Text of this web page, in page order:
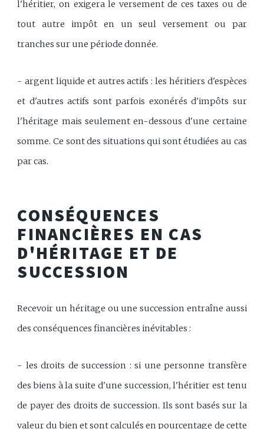
l'héritier, on exigera le versement de ces taxes ou de
tout autre impôt en un seul versement ou par
tranches sur une période donnée.
- argent liquide et autres actifs : les héritiers d'espèces
et d'autres actifs sont parfois exonérés d'impôts sur
l'héritage mais seulement en-dessous d'une certaine
somme. Ce sont des situations qui sont étudiées au cas
par cas.
CONSÉQUENCES
FINANCIÈRES EN CAS
D'HÉRITAGE ET DE
SUCCESSION
Recevoir un héritage ou une succession entraîne aussi
des conséquences financières inévitables :
- les droits de succession : si une personne transfère
des biens à la suite d'une succession, l'héritier est tenu
de payer des droits de succession. Ils sont basés sur la
valeur du bien et sont calculés en pourcentage de cette